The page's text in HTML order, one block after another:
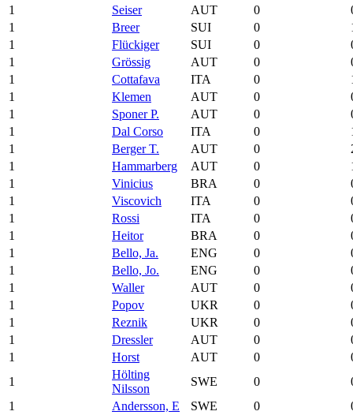
1
Seiser AUT 0
1
Breer SUI 0
1
Flückiger SUI 0
1
Grössig AUT 0
1
Cottafava ITA 0
1
Klemen AUT 0
1
Sponer P. AUT 0
1
Dal Corso ITA 0
1
Berger T. AUT 0
1
Hammarberg AUT 0
1
Vinicius BRA 0
1
Viscovich ITA 0
1
Rossi ITA 0
1
Heitor BRA 0
1
Bello, Ja. ENG 0
1
Bello, Jo. ENG 0
1
Waller AUT 0
1
Popov UKR 0
1
Reznik UKR 0
1
Dressler AUT 0
1
Horst AUT 0
1
Hölting
Nilsson
SWE 0
1
Andersson, E SWE 0